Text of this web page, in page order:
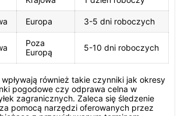
Europa 3-5 dni roboczych
Poza
Europą
5-10 dni roboczych
również takie czynniki jak okresy
pogodowe czy odprawa celna w
zagranicznych. Zaleca się śledzenie
pomocą narzędzi oferowanych przez